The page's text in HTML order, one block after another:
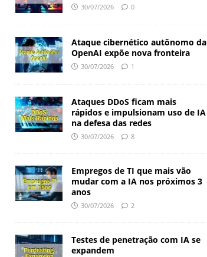
30/07/2026 0
Ataque cibernético autônomo da
OpenAI expõe nova fronteira
30/07/2026 1
Ataques DDoS ficam mais
rápidos e impulsionam uso de IA
na defesa das redes
30/07/2026 8
Empregos de TI que mais vão
mudar com a IA nos próximos 3
anos
30/07/2026 2
Testes de penetração com IA se
expandem